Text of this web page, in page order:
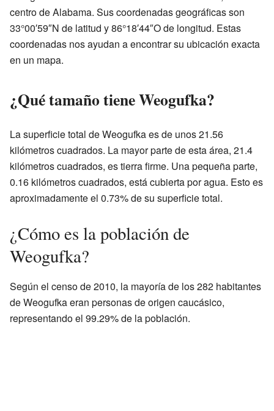
centro de Alabama. Sus coordenadas geográficas son
33°00′59″N de latitud y 86°18′44″O de longitud. Estas
coordenadas nos ayudan a encontrar su ubicación exacta
en un mapa.
¿Qué tamaño tiene Weogufka?
La superficie total de Weogufka es de unos 21.56
kilómetros cuadrados. La mayor parte de esta área, 21.4
kilómetros cuadrados, es tierra firme. Una pequeña parte,
0.16 kilómetros cuadrados, está cubierta por agua. Esto es
aproximadamente el 0.73% de su superficie total.
¿Cómo es la población de
Weogufka?
Según el censo de 2010, la mayoría de los 282 habitantes
de Weogufka eran personas de origen caucásico,
representando el 99.29% de la población.